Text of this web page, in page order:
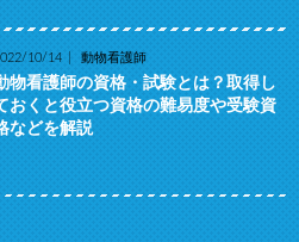
10/14 動物看護師
物看護師の資格・試験とは？取得し
おくと役立つ資格の難易度や受験資
などを解説